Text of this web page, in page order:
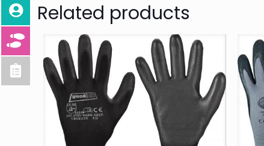
Related products